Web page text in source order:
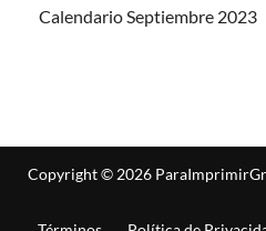
Calendario Septiembre 2023
Copyright © 2026